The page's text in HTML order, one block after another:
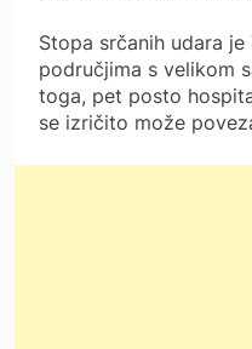
Stopa srčanih udara
područjima s velikom
toga, pet posto
se izričito može